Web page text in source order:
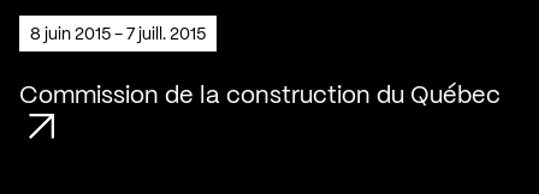
8 juin 2015 - 7 juill. 2015
Commission de la construction du Québec